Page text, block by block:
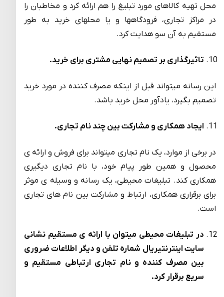
محل تهیه کالاهای مورد تبلیغ را هم ارائه کرد و مخاطبان را
در مراکز تجاری، فرودگاهها و یا محلهای خرید به طور
مستقیم به آن سو هدایت کرد.
تاثیرگذاری بر تصمیم نهایی مشتری برای خرید.
این رسانه میتواند قبل از اینکه مصرف کننده در مورد خرید
تصمیم بگیرد، یادآور محل خرید باشد.
ایجاد همکاری و مشارکت بین چند نام تجاری.
در برخی از موارد، یک نام تجاری میتواند برای فروش و ارائه ی
محصول و همین طور پیام خود، با نام تجاری دیگیری
همکاری کند. تبلیغات محیطی، یک رسانه و وسیله ی موثر
برای برقراری همکاری، ارتباط و مشارکت بین نام های تجاری
است.
در تبلیغات محیطی میتوان با ارائه ی مستقیم نشانی
سایت اینترنتیریال شماره تلفن و دیگر اطلاعات ضروری
بین مصرف کننده و نام تجاری ارتباطی مستقیم و
سریع برقرار کرد.